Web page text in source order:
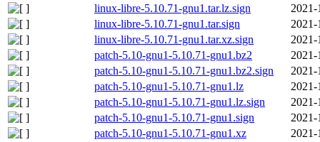
linux-libre-5.10.71-gnu1.tar.lz.sign
2021-
linux-libre-5.10.71-gnu1.tar.sign
2021-
linux-libre-5.10.71-gnu1.tar.xz.sign
2021-
patch-5.10-gnu1-5.10.71-gnu1.bz2
2021-
patch-5.10-gnu1-5.10.71-gnu1.bz2.sign
2021-
patch-5.10-gnu1-5.10.71-gnu1.lz
2021-
patch-5.10-gnu1-5.10.71-gnu1.lz.sign
2021-
patch-5.10-gnu1-5.10.71-gnu1.sign
2021-
patch-5.10-gnu1-5.10.71-gnu1.xz
2021-